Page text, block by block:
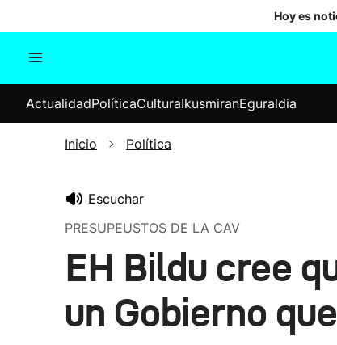
Hoy es
Internacional
Elecciones
ActualidadPolíticaCulturaIkusmiranEguraldia
Inicio Política
Escuchar
PRESUPEUSTOS DE LA CAV
EH Bildu cree
un Gobierno